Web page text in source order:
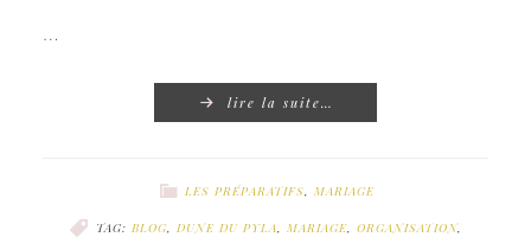
…
lire la suite…
LES PRÉPARATIFS MARIAGE
TAG: BLOG DUNE DU PYLA MARIAGE ORGANISATION,